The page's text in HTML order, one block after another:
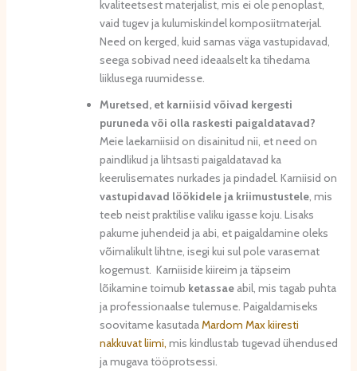
kvaliteetsest materjalist, mis ei ole penoplast,
vaid tugev ja kulumiskindel komposiitmaterjal.
Need on kerged, kuid samas väga vastupidavad,
seega sobivad need ideaalselt ka tihedama
liiklusega ruumidesse.
Muretsed, et karniisid võivad kergesti
puruneda või olla raskesti paigaldatavad?
Meie laekarniisid on disainitud nii, et need on
paindlikud ja lihtsasti paigaldatavad ka
keerulisemates nurkades ja pindadel. Karniisid on
vastupidavad löökidele ja kriimustustele, mis
teeb neist praktilise valiku igasse koju. Lisaks
pakume juhendeid ja abi, et paigaldamine oleks
võimalikult lihtne, isegi kui sul pole varasemat
kogemust. Karniiside kiireim ja täpseim
lõikamine toimub ketassaeabil, mis tagab puhta
ja professionaalse tulemuse. Paigaldamiseks
soovitame kasutadaMardom Max kiiresti
nakkuvat liimi, mis kindlustab tugevad ühendused
ja mugava tööprotsessi.